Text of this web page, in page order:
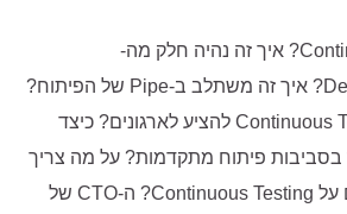
מה זה Continuous Testing? איך זה נהיה חלק מה-
Development life cycle? איך זה משתלב ב-Pipe של הפיתוח?
אילו כלים יש ל-Continuous Testing להציע לארגונים? כיצד
פיתוח מתקדמות? על מה צריך
לשים דגש כשמדברים על Continuous Testing? ה-CTO של